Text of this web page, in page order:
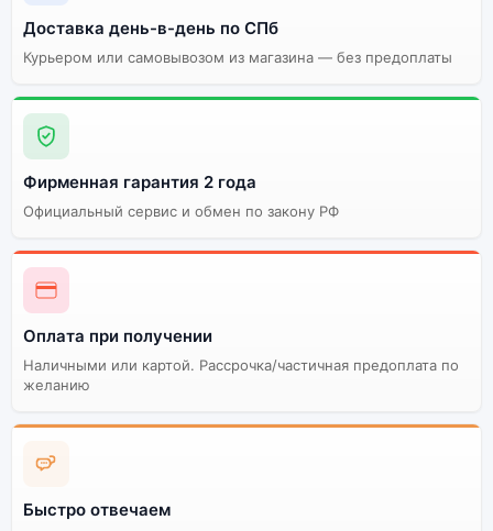
Доставка день-в-день по СПб
Курьером или самовывозом из магазина — без предоплаты
Фирменная гарантия 2 года
Официальный сервис и обмен по закону РФ
Оплата при получении
Наличными или картой. Рассрочка/частичная предоплата по
желанию
Быстро отвечаем